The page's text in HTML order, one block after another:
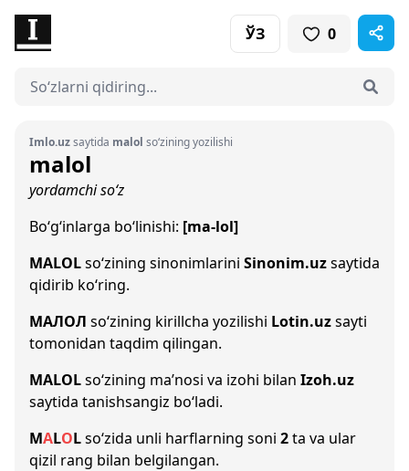
ЎЗ 0
Imlo.uzsaytida malol so‘zining yozilishi
malol
yordamchi so‘z
Bo‘g‘inlarga bo‘linishi: [ma-lol]
MALOLso‘zining sinonimlarini Sinonim.uzsaytida
qidirib ko‘ring.
МАЛОЛ so‘zining kirillcha yozilishi Lotin.uzsayti
tomonidan taqdim qilingan.
MALOLso‘zining ma’nosi va izohi bilan Izoh.uz
saytida tanishsangiz bo‘ladi.
MALOLso‘zida unli harflarning soni 2ta va ular
qizil rang bilan belgilangan.